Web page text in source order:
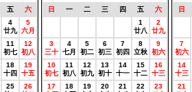
五
六
4
廿九
5
六月
11
初七
12
初八
18
十四
19
十五
25
26
日 一 二 三 四 五
六
1
廿八
2
廿九
3
三十
4
七月
5
初二
6
初三
7
初四
8
立秋
9
初六
10
初七
11
初八
12
初九
13
初十
14
十一
15
十二
16
十三
17
18
19
20
21
22
23
日
7
初六
14
十三
21